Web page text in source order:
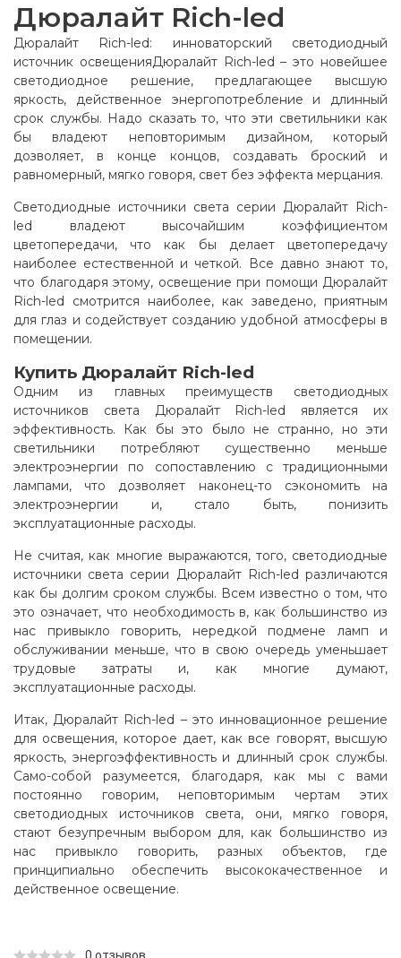
Дюралайт Rich-led
Дюралайт Rich-led: инноваторский светодиодный
источник освещенияДюралайт Rich-led – это новейшее
светодиодное решение, предлагающее высшую
яркость, действенное энергопотребление и длинный
срок службы. Надо сказать то, что эти светильники как
бы владеют неповторимым дизайном, который
дозволяет, в конце концов, создавать броский и
равномерный, мягко говоря, свет без эффекта мерцания.
Светодиодные источники света серии Дюралайт Rich-
led владеют высочайшим коэффициентом
цветопередачи, что как бы делает цветопередачу
наиболее естественной и четкой. Все давно знают то,
что благодаря этому, освещение при помощи Дюралайт
Rich-led смотрится наиболее, как заведено, приятным
для глаз и содействует созданию удобной атмосферы в
помещении.
Купить Дюралайт Rich-led
Одним из главных преимуществ светодиодных
источников света Дюралайт Rich-led является их
эффективность. Как бы это было не странно, но эти
светильники потребляют существенно меньше
электроэнергии по сопоставлению с традиционными
лампами, что дозволяет наконец-то сэкономить на
электроэнергии и, стало быть, понизить
эксплуатационные расходы.
Не считая, как многие выражаются, того, светодиодные
источники света серии Дюралайт Rich-led различаются
как бы долгим сроком службы. Всем известно о том, что
это означает, что необходимость в, как большинство из
нас привыкло говорить, нередкой подмене ламп и
обслуживании меньше, что в свою очередь уменьшает
трудовые затраты и, как многие думают,
эксплуатационные расходы.
Итак, Дюралайт Rich-led – это инновационное решение
для освещения, которое дает, как все говорят, высшую
яркость, энергоэффективность и длинный срок службы.
Само-собой разумеется, благодаря, как мы с вами
постоянно говорим, неповторимым чертам этих
светодиодных источников света, они, мягко говоря,
стают безупречным выбором для, как большинство из
нас привыкло говорить, разных объектов, где
принципиально обеспечить высококачественное и
действенное освещение.